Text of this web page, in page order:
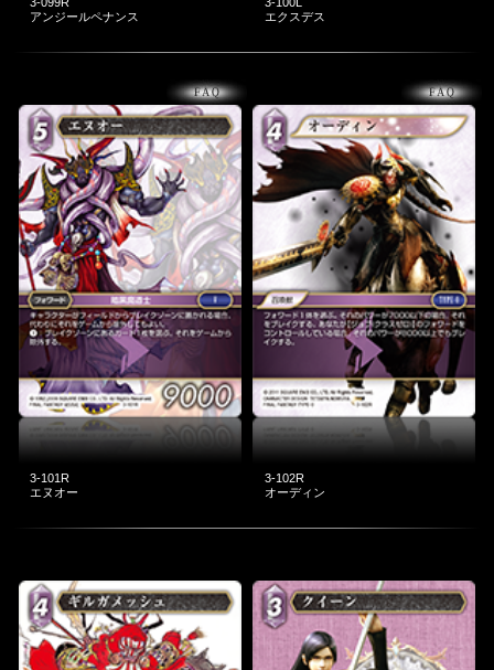
アンジールペナンス
エクスデス
3-101R
エヌオー
3-102R
オーディン